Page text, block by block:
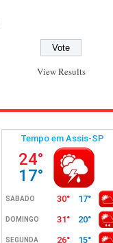
View Results